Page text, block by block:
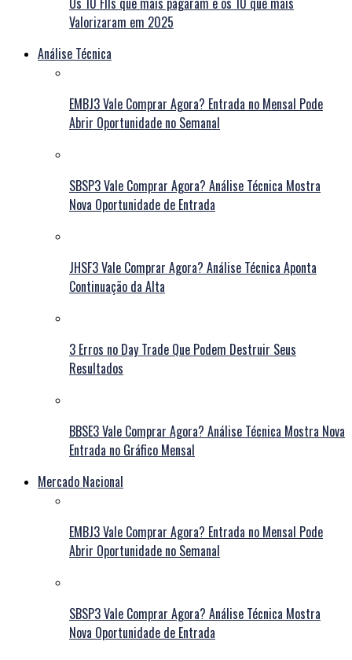
Valorizaram em 2025
Análise Técnica
EMBJ3 Vale Comprar Agora? Entrada no Mensal Pode
Abrir Oportunidade no Semanal
SBSP3 Vale Comprar Agora? Análise Técnica Mostra
Nova Oportunidade de Entrada
JHSF3 Vale Comprar Agora? Análise Técnica Aponta
Continuação da Alta
3 Erros no Day Trade Que Podem Destruir Seus
Resultados
BBSE3 Vale Comprar Agora? Análise Técnica Mostra Nova
Entrada no Gráfico Mensal
Mercado Nacional
EMBJ3 Vale Comprar Agora? Entrada no Mensal Pode
Abrir Oportunidade no Semanal
SBSP3 Vale Comprar Agora? Análise Técnica Mostra
Nova Oportunidade de Entrada